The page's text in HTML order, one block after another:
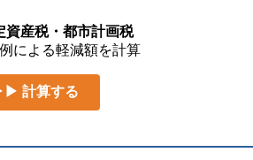
資産税・都市計画税
による軽減額を計算
計算する